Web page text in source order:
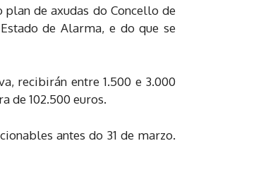
de axudas do Concello de
de Alarma, e do que se
recibirán entre 1.500 e 3.000
de 102.500 euros.
antes do 31 de marzo.